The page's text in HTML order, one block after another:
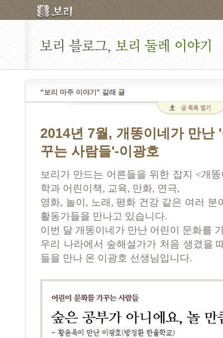
"보리 마주 이야기" 갈래 글
2014년 7월, 개똥이네가 만난
꾸는 사람들'-이광호
보리가 만드는 어른들을 위한 잡지 <개
학과 어린이책, 교육, 만화, 연극,
영화, 놀이, 노래, 평화 건강 같은 여러 분
활동가들을 만나고 있습니다.
이번 달 개똥이네가 만난 어린이 문화를
우리 나라에서 숲해설가가 처음 생겼을
들을 만나 온 이광호 선생님입니다.